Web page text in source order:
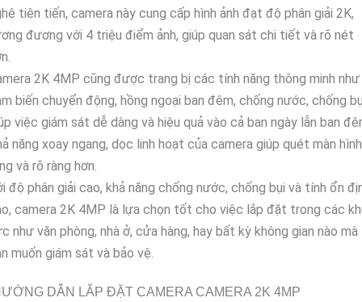
tiên tiến, camera này cung cấp hình ảnh đạt độ phân giải 2K,
đương với 4 triệu điểm ảnh, giúp quan sát chi tiết và rõ nét
2K 4MP cũng được trang bị các tính năng thông minh như
biến chuyển động, hồng ngoại ban đêm, chống nước, chống
việc giám sát dễ dàng và hiệu quả vào cả ban ngày lẫn ban
năng xoay ngang, dọc linh hoạt của camera giúp quét màn hình
và rõ ràng hơn.
độ phân giải cao, khả năng chống nước, chống bụi và tính ổn
camera 2K 4MP là lựa chọn tốt cho việc lắp đặt trong các
như văn phòng, nhà ở, cửa hàng, hay bất kỳ không gian nào mà
muốn giám sát và bảo vệ.
DẪN LẮP ĐẶT CAMERA CAMERA 2K 4MP